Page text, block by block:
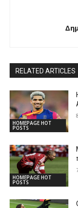
RELATED ARTICLES
HOMEPAGE HOT
POSTS
HOMEPAGE HOT
POSTS